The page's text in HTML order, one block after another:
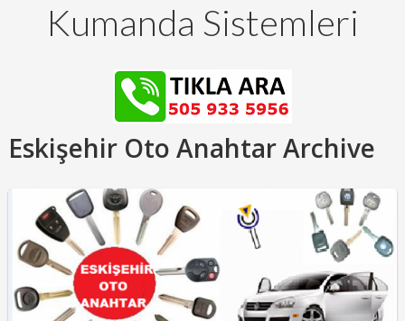
Kumanda Sistemleri
Eskişehir Oto Anahtar Archive